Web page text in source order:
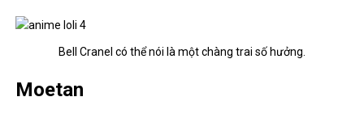
Bell Cranel có thể nói là một chàng trai số hưởng.
Moetan